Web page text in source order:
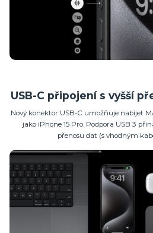
USB-C připojení s vyšší
Nový konektor USB‑C umožňuje nabíjet
jako iPhone 15 Pro. Podpora USB 3
přenosu dat (s vhodným